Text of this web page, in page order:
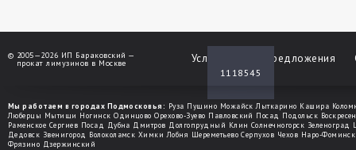
Услуги Спецпредложения
1118545
© 2005—2026 ИП Бараковский —
прокат лимузинов в Москве
Мы работаем в городах Подмосковья: Руза Пущино Можайск Лыткарино Кашира
Люберцы Мытищи Ногинск Одинцово Орехово-Зуево Павловский Посад Подольск
Раменское Сергиев Посад Дубна Дмитров Долгопрудный Клин Солнечногорск Зеленоград
Дедовск Звенигород Волоколамск Химки Лобня Шереметьево Серпухов Чехов Наро-Фоминск
Фрязино Дзержинский